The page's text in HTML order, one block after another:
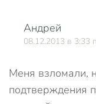
Андрей
08.12.2013 в 3:33
Меня взломали,
подтверждения